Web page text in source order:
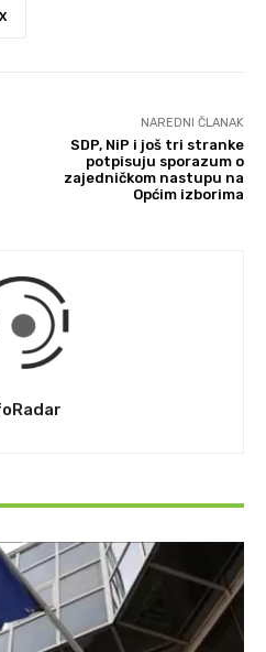
X
NAREDNI ČLANAK
SDP, NiP i još tri stranke
potpisuju sporazum o
zajedničkom nastupu na
Općim izborima